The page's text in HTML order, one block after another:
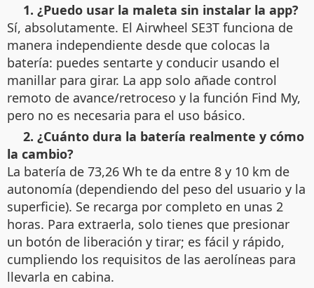
1. ¿Puedo usar la maleta sin instalar la app?
Sí, absolutamente. El Airwheel SE3T funciona de
manera independiente desde que colocas la
batería: puedes sentarte y conducir usando el
manillar para girar. La app solo añade control
remoto de avance/retroceso y la función Find My,
pero no es necesaria para el uso básico.
2. ¿Cuánto dura la batería realmente y cómo
la cambio?
La batería de 73,26 Wh te da entre 8 y 10 km de
autonomía (dependiendo del peso del usuario y la
superficie). Se recarga por completo en unas 2
horas. Para extraerla, solo tienes que presionar
un botón de liberación y tirar; es fácil y rápido,
cumpliendo los requisitos de las aerolíneas para
llevarla en cabina.